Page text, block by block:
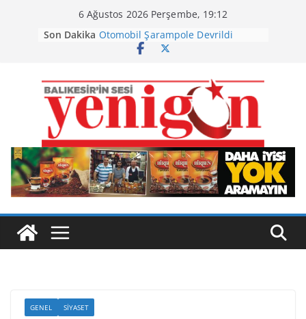
6 Ağustos 2026 Perşembe, 19:12
Son Dakika Otomobil Şarampole Devrildi
Büyükşehir’den Kepsut’a Yatırım
Burhaniye’de Ot Yangını
Havran Siyah İncirinde Hasat
Başladı
GENEL SIYASET